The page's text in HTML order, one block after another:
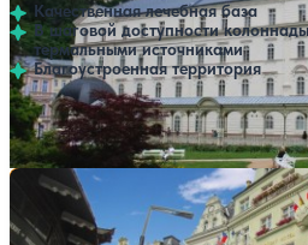
Качественная лечебная база
В шаговой доступности
термальными источниками
Благоустроенная территория
Профилей лечения:3
Санаторий Purkyne
Карловы Вары
Нет цен или свободных
Выбрать